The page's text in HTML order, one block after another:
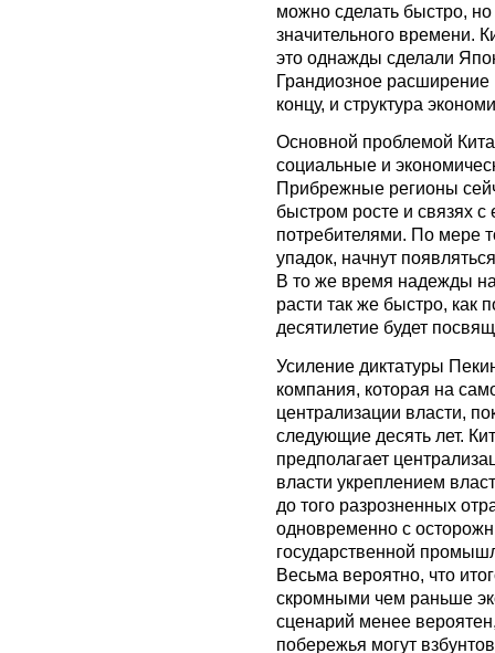
можно сделать быстро,
значительного времени.
это однажды сделали
Грандиозное расширение
концу, и структура
Основной проблемой
социальные и
Прибрежные регионы
быстром росте и связях
потребителями. По мере
упадок, начнут
В то же время надежды
расти так же быстро, как
десятилетие будет
Усиление диктатуры
компания, которая на
централизации власти,
следующие десять лет.
предполагает
власти укреплением
до того разрозненных
одновременно с
государственной
Весьма вероятно, что
скромными чем раньше
сценарий менее
побережья могут